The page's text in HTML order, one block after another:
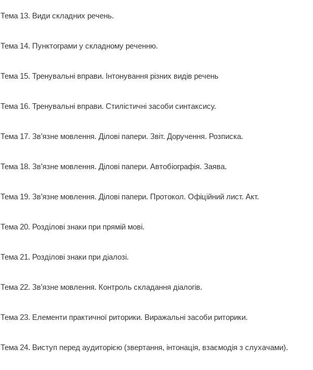
Тема 13. Види складних речень.
Тема 14. Пунктограми у складному реченню.
Тема 15. Тренувальні вправи. Інтонування різних видів речень
Тема 16. Тренувальні вправи. Стилістичні засоби синтаксису.
Тема 17. Зв’язне мовлення. Ділові папери. Звіт. Доручення. Розписка.
Тема 18. Зв’язне мовлення. Ділові папери. Автобіографія. Заява.
Тема 19. Зв’язне мовлення. Ділові папери. Протокол. Офіційний лист. Акт.
Тема 20. Розділові знаки при прямій мові.
Тема 21. Розділові знаки при діалозі.
Тема 22. Зв’язне мовлення. Контроль складання діалогів.
Тема 23. Елементи практичної риторики. Виражальні засоби риторики.
Тема 24. Виступ перед аудиторією (звертання, інтонація, взаємодія з слухачами).